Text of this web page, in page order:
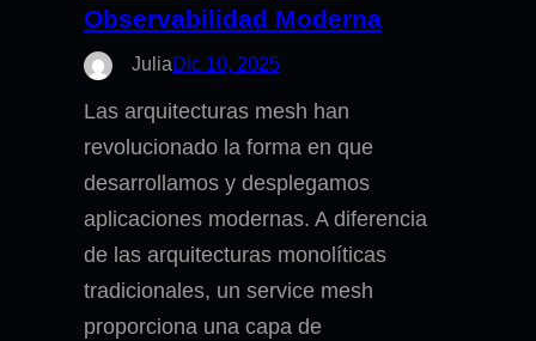
Observabilidad Moderna
JuliaDic 10, 2025
Las arquitecturas mesh han
revolucionado la forma en que
desarrollamos y desplegamos
aplicaciones modernas. A diferencia
de las arquitecturas monolíticas
tradicionales, un service mesh
proporciona una capa de